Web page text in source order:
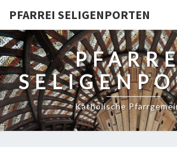
PFARREI SELIGENPORTEN
Katholische